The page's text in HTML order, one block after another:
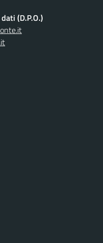
(D.P.O.)